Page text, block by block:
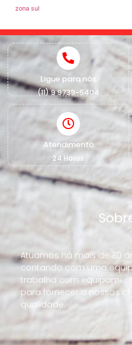
zona sul
Ligue para nós
(11) 9 9739-5404
Atendimento
24 Horas
Atuamos há mais de 30
contando com uma
trabalha com
para fornecer a nossos
qualidade.